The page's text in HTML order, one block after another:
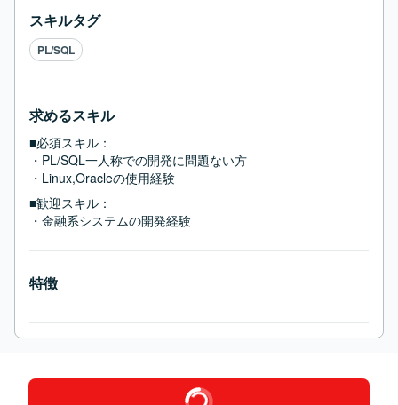
スキルタグ
PL/SQL
求めるスキル
■必須スキル：
・PL/SQL一人称での開発に問題ない方
・Linux,Oracleの使用経験
■歓迎スキル：
・金融系システムの開発経験
特徴